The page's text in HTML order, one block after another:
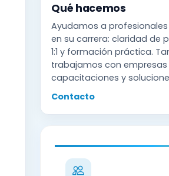
Qué hacemos
Ayudamos a
en su carrera: claridad de
1:1 y formación práctica.
trabajamos con empresas
capacitaciones y
Contacto